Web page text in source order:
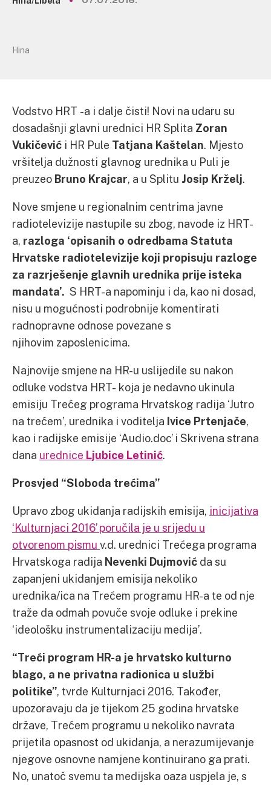
Hina
Vodstvo HRT -a i dalje čisti! Novi na udaru su
dosadašnji glavni urednici HR Splita Zoran
Vukičević i HR Pule Tatjana Kaštelan. Mjesto
vršitelja dužnosti glavnog urednika u Puli je
preuzeo Bruno Krajcar, a u Splitu Josip Krželj.
Nove smjene u regionalnim centrima javne
radiotelevizije nastupile su zbog, navode iz HRT-
a, razloga ‘opisanih o odredbama Statuta
Hrvatske radiotelevizije koji propisuju razloge
za razrješenje glavnih urednika prije isteka
mandata’. S HRT-a napominju i da, kao ni dosad,
nisu u mogućnosti podrobnije komentirati
radnopravne odnose povezane s
njihovim zaposlenicima.
Najnovije smjene na HR-u uslijedile su nakon
odluke vodstva HRT- koja je nedavno ukinula
emisiju Trećeg programa Hrvatskog radija ‘Jutro
na trećem’, urednika i voditelja Ivice Prtenjače,
kao i radijske emisije ‘Audio.doc’ i Skrivena strana
dana urednice Ljubice Letinić.
Prosvjed “Sloboda trećima”
Upravo zbog ukidanja radijskih emisija, inicijativa
‘Kulturnjaci 2016’ poručila je u srijedu u
otvorenom pismu v.d. urednici Trećega programa
Hrvatskoga radija Nevenki Dujmović da su
zapanjeni ukidanjem emisija nekoliko
urednika/ica na Trećem programu HR-a te od nje
traže da odmah povuče svoje odluke i prekine
‘ideološku instrumentalizaciju medija’.
“Treći program HR-a je hrvatsko kulturno
blago, a ne privatna radionica u službi
politike”, tvrde Kulturnjaci 2016. Također,
upozoravaju da je tijekom 25 godina hrvatske
države, Trećem programu u nekoliko navrata
prijetila opasnost od ukidanja, a nerazumijevanje
njegove osnovne namjene kontinuirano ga prati.
No, unatoč svemu ta medijska oaza uspjela je, s